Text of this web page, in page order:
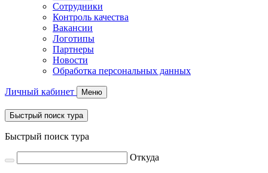
Сотрудники
Контроль качества
Вакансии
Логотипы
Партнеры
Новости
Обработка персональных данных
Личный кабинет Меню
Быстрый поиск тура
Быстрый поиск тура
Откуда